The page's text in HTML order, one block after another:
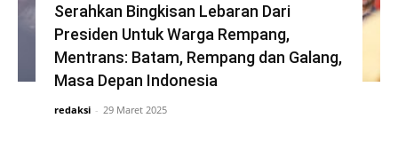
Serahkan Bingkisan Lebaran Dari
Presiden Untuk Warga Rempang,
Mentrans: Batam, Rempang dan Galang,
Masa Depan Indonesia
redaksi - 29 Maret 2025